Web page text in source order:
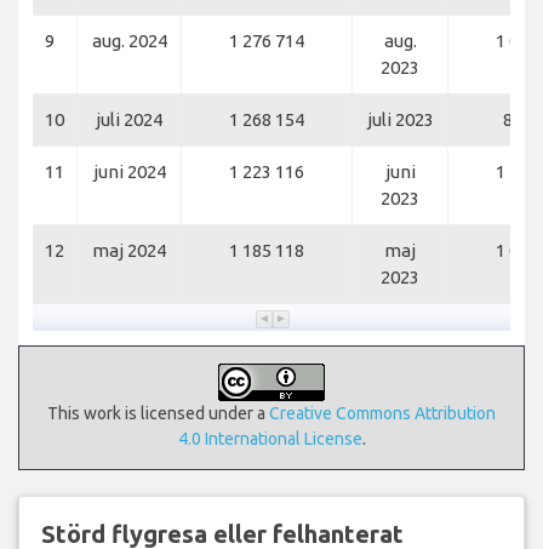
9 aug. 2024 1 276 714
aug.
2023
1 054
10 juli 2024 1 268 154 juli 2023 824
11 juni 2024 1 223 116
juni
2023
1 102
12 maj 2024 1 185 118
maj
2023
1 019
This work is licensed under a Creative Commons Attribution
4.0 International License.
Störd flygresa eller felhanterat